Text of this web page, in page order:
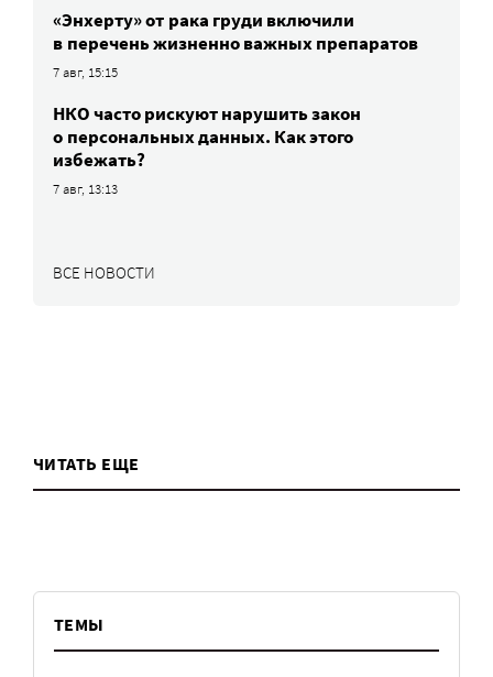
«Энхерту» от рака груди включили
в перечень жизненно важных препаратов
7 авг, 15:15
НКО часто рискуют нарушить закон
о персональных данных. Как этого
избежать?
7 авг, 13:13
ВСЕ НОВОСТИ
ЧИТАТЬ ЕЩЕ
ТЕМЫ